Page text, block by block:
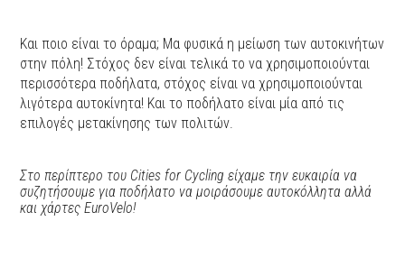
Και ποιο είναι το όραμα; Μα φυσικά η μείωση των αυτοκινήτων
στην πόλη! Στόχος δεν είναι τελικά το να χρησιμοποιούνται
περισσότερα ποδήλατα, στόχος είναι να χρησιμοποιούνται
λιγότερα αυτοκίνητα! Και το ποδήλατο είναι μία από τις
επιλογές μετακίνησης των πολιτών.
Στο περίπτερο του Cities for Cycling είχαμε την ευκαιρία να
συζητήσουμε για ποδήλατο να μοιράσουμε αυτοκόλλητα αλλά
και χάρτες EuroVelo!